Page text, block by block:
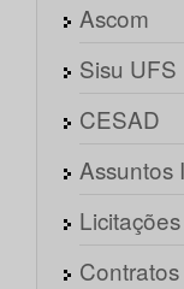
Ascom
Sisu UFS
CESAD
Assuntos
Licitações
Contratos